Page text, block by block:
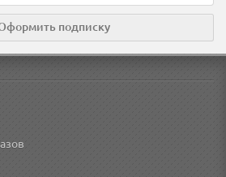
подписку